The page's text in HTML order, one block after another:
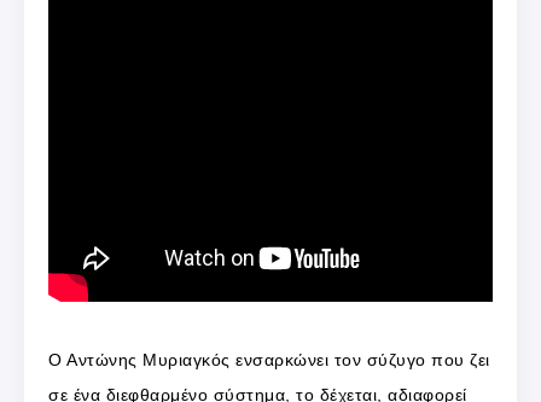
Ο Αντώνης Μυριαγκός ενσαρκώνει τον σύζυγο που ζει
σε ένα διεφθαρμένο σύστημα, το δέχεται, αδιαφορεί